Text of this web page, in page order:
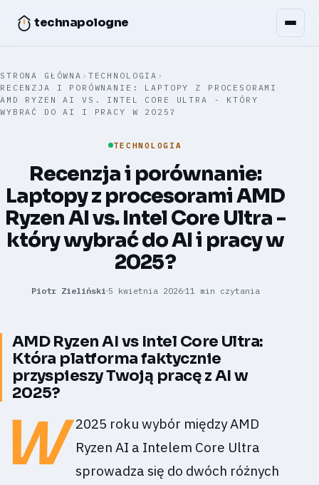
technapologne
STRONA GŁÓWNA › TECHNOLOGIA ›
RECENZJA I PORÓWNANIE: LAPTOPY Z PROCESORAMI
AMD RYZEN AI VS. INTEL CORE ULTRA - KTÓRY
WYBRAĆ DO AI I PRACY W 2025?
TECHNOLOGIA
Recenzja i porównanie:
Laptopy z procesorami AMD
Ryzen AI vs. Intel Core Ultra -
który wybrać do AI i pracy w
2025?
Piotr Zieliński 5 kwietnia 2026 11 min czytania
AMD Ryzen AI vs Intel Core Ultra:
Która platforma faktycznie
przyspieszy Twoją pracę z AI w
2025?
W
2025 roku wybór między AMD
Ryzen AI a Intelem Core Ultra
sprowadza się do dwóch różnych